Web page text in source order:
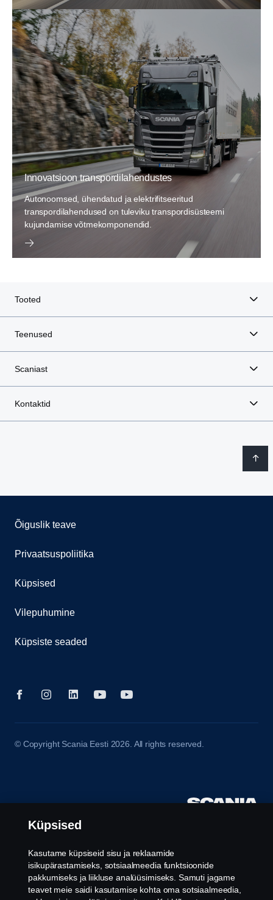
Innovatsioon transpordilahendustes
Autonoomsed, ühendatud ja elektrifitseeritud
transpordilahendused on tuleviku transpordisüsteemi
kujundamise võtmekomponendid.
Tooted
Teenused
Scaniast
Kontaktid
Õiguslik teave
Privaatsuspoliitika
Küpsised
Vilepuhumine
Küpsiste seaded
© Copyright Scania Eesti 2026. All rights reserved.
Küpsised
Kasutame küpsiseid sisu ja reklaamide
isikupärastamiseks, sotsiaalmeedia funktsioonide
pakkumiseks ja liikluse analüüsimiseks. Samuti jagame
teavet meie saidi kasutamise kohta oma sotsiaalmeedia,